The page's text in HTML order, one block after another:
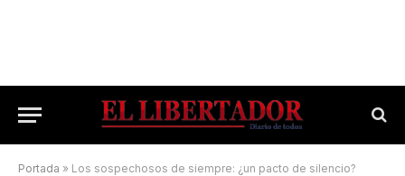
Portada » Los sospechosos de siempre: ¿un pacto de silencio?